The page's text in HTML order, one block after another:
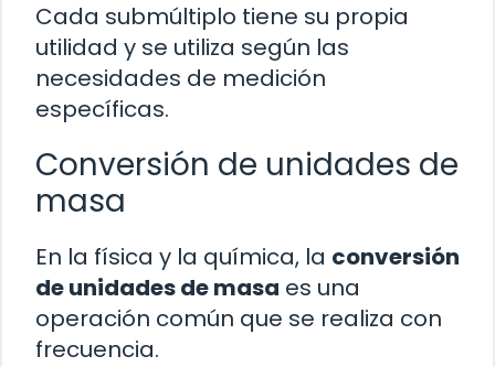
Cada submúltiplo tiene su propia
utilidad y se utiliza según las
necesidades de medición
específicas.
Conversión de unidades de
masa
En la física y la química, la conversión
de unidades de masa es una
operación común que se realiza con
frecuencia.